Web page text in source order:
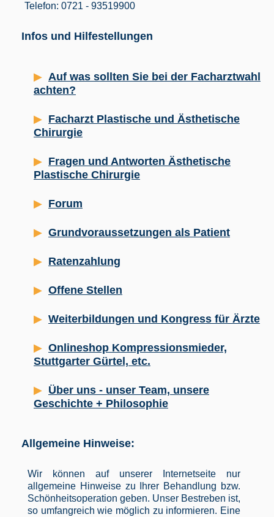
Telefon: 0721 - 93519900
Infos und Hilfestellungen
Auf was sollten Sie bei der Facharztwahl
achten?
Facharzt Plastische und Ästhetische
Chirurgie
Fragen und Antworten Ästhetische
Plastische Chirurgie
Forum
Grundvoraussetzungen als Patient
Ratenzahlung
Offene Stellen
Weiterbildungen und Kongress für Ärzte
Onlineshop Kompressionsmieder,
Stuttgarter Gürtel, etc.
Über uns - unser Team, unsere
Geschichte + Philosophie
Allgemeine Hinweise:
Wir können auf unserer Internetseite nur
allgemeine Hinweise zu Ihrer Behandlung bzw.
Schönheitsoperation geben. Unser Bestreben ist,
so umfangreich wie möglich zu informieren. Eine